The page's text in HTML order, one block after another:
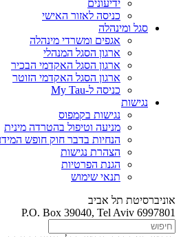
ידיעונים
כניסה לאזור האישי
סגל ומינהלה
אגפים ומשרדי מינהלה
ארגון הסגל המנהלי
ארגון הסגל האקדמי הבכיר
ארגון הסגל האקדמי הזוטר
כניסה ל-My Tau
נגישות
נגישות בקמפוס
מניעה וטיפול בהטרדה מינית
הנחיות בדבר חוק חופש
הצהרת נגישות
הגנת הפרטיות
תנאי שימוש
אוניברסיטת תל אביב
P.O. Box 39040, Tel Aviv 6997801